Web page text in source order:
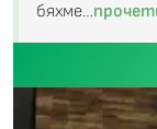
бяхме…